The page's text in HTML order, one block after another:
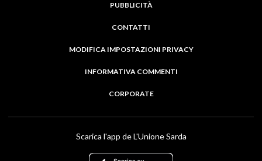
PUBBLICITÀ
CONTATTI
MODIFICA IMPOSTAZIONI PRIVACY
INFORMATIVA COMMENTI
CORPORATE
Scarica l'app de L'Unione Sarda